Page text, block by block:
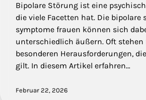
Bipolare Störung ist eine
die viele Facetten hat. Die bipolare
symptome frauen können sich
unterschiedlich äußern. Oft stehen
besonderen Herausforderungen,
gilt. In diesem Artikel erfahren…
Februar 22, 2026